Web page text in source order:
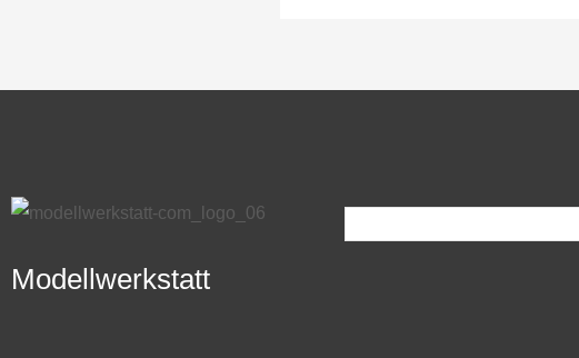
Modellwerkstatt